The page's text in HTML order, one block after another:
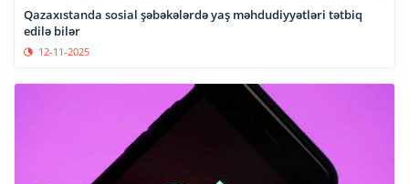
Qazaxıstanda sosial şəbəkələrdə yaş məhdudiyyətləri tətbiq
edilə bilər
12-11-2025